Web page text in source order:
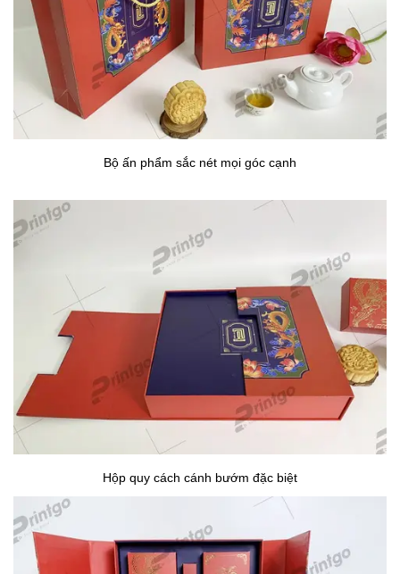
Bộ ấn phẩm sắc nét mọi góc cạnh
Hộp quy cách cánh bướm đặc biệt